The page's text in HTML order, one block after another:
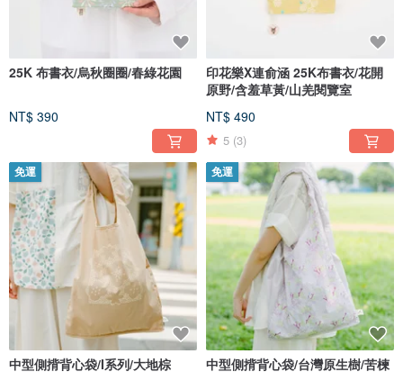
25K 布書衣/烏秋圈圈/春綠花園
NT$ 390
印花樂X連俞涵 25K布書衣/花開
原野/含羞草黃/山羌閱覽室
NT$ 490
5 (3)
免運
中型側揹背心袋/I系列/大地棕
免運
中型側揹背心袋/台灣原生樹/苦楝